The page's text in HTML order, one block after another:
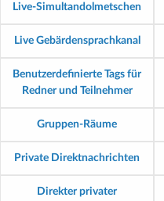
Live-Simultandolmetschen
Live Gebärdensprachkanal
Benutzerdefinierte Tags für
Redner und Teilnehmer
Gruppen-Räume
Private Direktnachrichten
Direkter privater